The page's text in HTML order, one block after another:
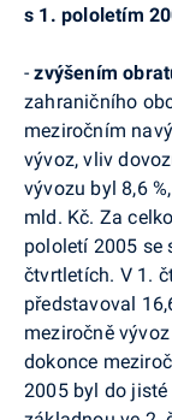
s 1. pololetím
-zvýšením
zahraničního
meziročním
vývoz, vliv
vývozu byl 8,6
mld. Kč. Za
pololetí 2005 se
čtvrtletích. V 1.
představoval
meziročně
dokonce
2005 byl do